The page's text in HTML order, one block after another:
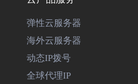
弹性云服务器
海外云服务器
动态IP拨号
全球代理IP